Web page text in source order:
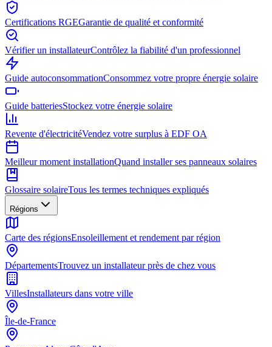
Certifications RGEGarantie de qualité et conformité
Vérifier un installateurContrôlez la fiabilité d'un professionnel
Guide autoconsommationConsommez votre propre énergie solaire
Guide batteriesStockez votre énergie solaire
Revente d'électricitéVendez votre surplus à EDF OA
Meilleur moment installationQuand installer ses panneaux solaires
Glossaire solaireTous les termes techniques expliqués
Régions
Carte des régionsEnsoleillement et rendement par région
DépartementsTrouvez un installateur près de chez vous
VillesInstallateurs dans votre ville
Île-de-France